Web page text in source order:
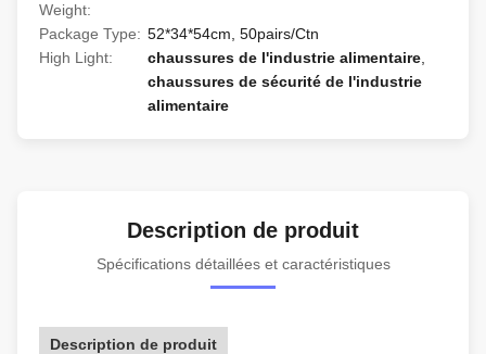
Weight:
Package Type: 52*34*54cm, 50pairs/Ctn
High Light:
chaussures de l'industrie alimentaire
chaussures de sécurité de l'industrie
alimentaire
Description de produit
Spécifications détaillées et caractéristiques
Description de produit